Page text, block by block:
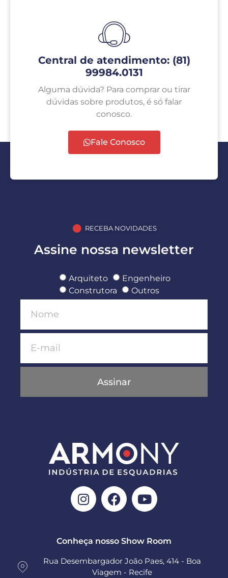
Central de atendimento: (81)
99984.0131
Alguma dúvida? Para comprar ou tirar
dúvidas sobre produtos, é só falar
conosco.
Fale Conosco
RECEBA NOVIDADES
Assine nossa newsletter
Arquiteto
Engenheiro
Construtora
Outros
Assinar
Conheça nosso Show Room
Rua Desembargador João Paes, 414 - Boa
Viagem - Recife